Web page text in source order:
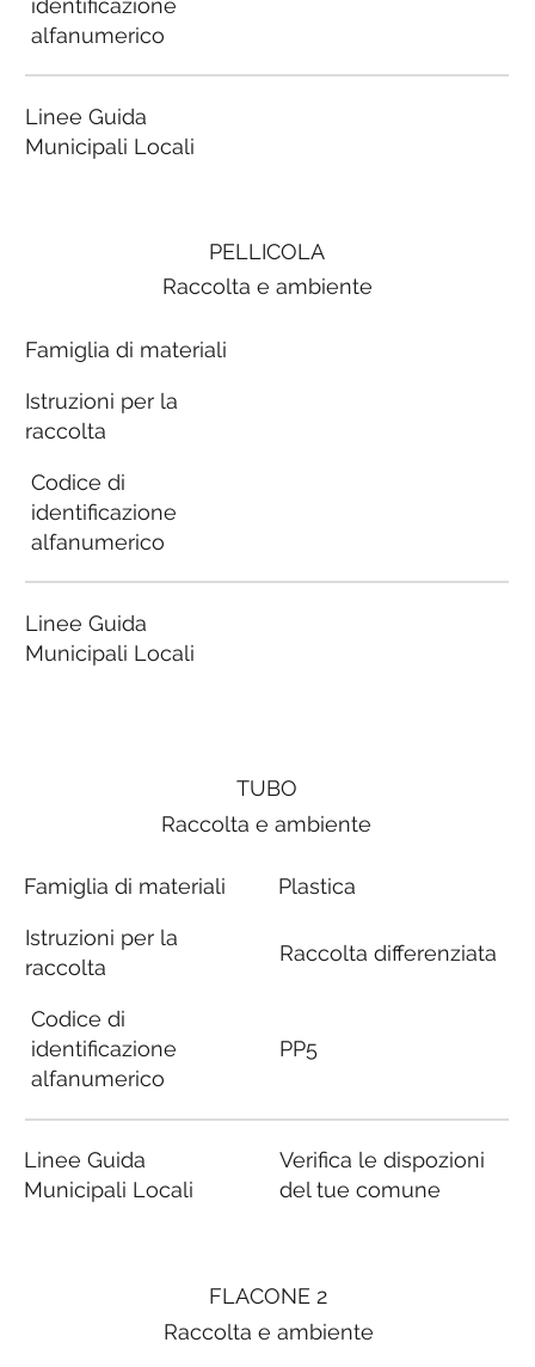
PELLICOLA
Raccolta e ambiente
Famiglia di materiali
Istruzioni per la
raccolta
Codice di
identificazione
alfanumerico
Linee Guida
Municipali Locali
FLACONE 2
Raccolta e ambiente
alfanumerico
Linee Guida
Municipali Locali
TUBO
Raccolta e ambiente
Famiglia di materiali
Istruzioni per la
raccolta
Codice di
identificazione
alfanumerico
Linee Guida
Municipali Locali
Plastica
Raccolta differenziata
PP5
Verifica le dispozioni
del tue comune